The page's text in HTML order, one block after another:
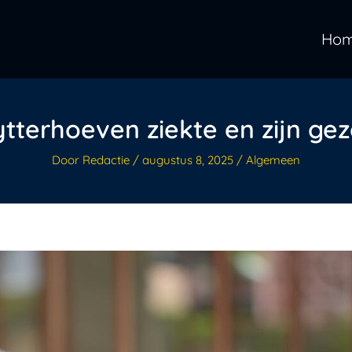
ziekte en zijn
Door Redactie / augustus 8, 2025 / Algemeen